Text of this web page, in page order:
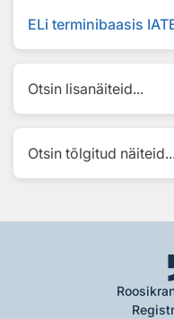
ELi terminibaasis
Otsin lisanäiteid...
Otsin tõlgitud näiteid...